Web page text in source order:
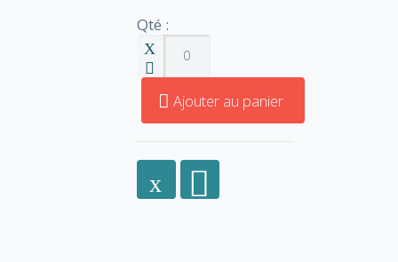
Qté :
Ajouter au panier